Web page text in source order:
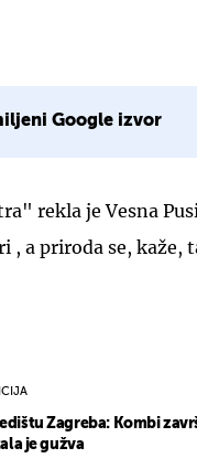
Google izvor
rekla je Vesna
, a priroda se, kaže,
Zagreba: Kombi
je gužva